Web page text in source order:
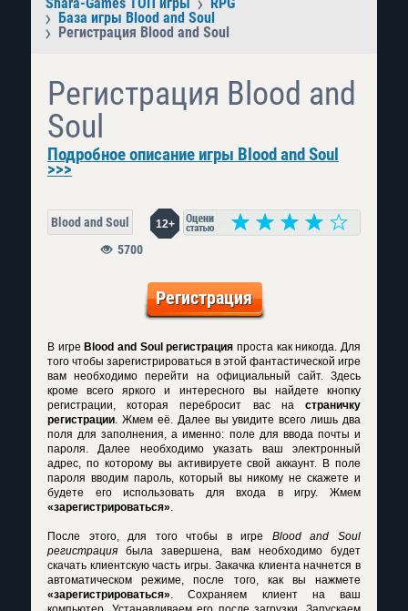
База игры Blood and Soul
Регистрация Blood and Soul
Регистрация Blood and
Soul
Подробное описание игры Blood and Soul
>>>
Blood and Soul 12+
5700
Регистрация
В игре Blood and Soul регистрация проста как никогда. Для
того чтобы зарегистрироваться в этой фантастической игре
вам необходимо перейти на официальный сайт. Здесь
кроме всего яркого и интересного вы найдете кнопку
регистрации, которая перебросит вас на страничку
регистрации. Жмем её. Далее вы увидите всего лишь два
поля для заполнения, а именно: поле для ввода почты и
пароля. Далее необходимо указать ваш электронный
адрес, по которому вы активируете свой аккаунт. В поле
пароля вводим пароль, который вы никому не скажете и
будете его использовать для входа в игру. Жмем
«зарегистрироваться».
После этого, для того чтобы в игре Blood and Soul
регистрация была завершена, вам необходимо будет
скачать клиентскую часть игры. Закачка клиента начнется в
автоматическом режиме, после того, как вы нажмете
«зарегистрироваться». Сохраняем клиент на ваш